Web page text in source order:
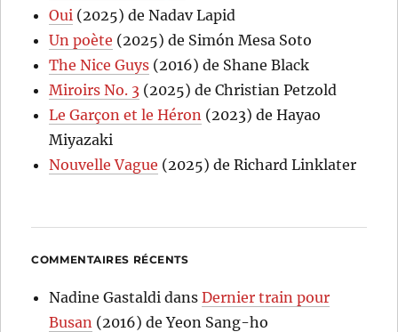
Oui (2025) de Nadav Lapid
Un poète (2025) de Simón Mesa Soto
The Nice Guys (2016) de Shane Black
Miroirs No. 3 (2025) de Christian Petzold
Le Garçon et le Héron (2023) de Hayao
Miyazaki
Nouvelle Vague (2025) de Richard Linklater
COMMENTAIRES RÉCENTS
Nadine Gastaldi dansDernier train pour
Busan (2016) de Yeon Sang-ho